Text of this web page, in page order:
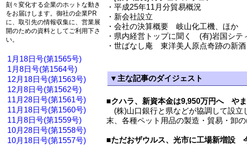
刻々変化する企業のホットな動き
をお届けします。御社の企業PR
に、取引先の情報収集に、営業展
開のための資料としてご利用下さ
い。
1月18日号(第1565号)
1月8日号(第1564号)
12月18日号(第1563号)
12月8日号(第1562号)
11月28日号(第1561号)
11月18日号(第1560号)
11月8日号(第1559号)
10月28日号(第1558号)
10月18日号(第1557号)
・平成25年11月分貿易概況
・新会社設立
・会社の決算概要 岐山化工機、ほか
・県内経営トップに聞く (有)岩国シテ
・世ばなし庵 東洋美人原点奇跡の新
▼主な記事のダイジェスト
■クハラ、新資本金は9,950万円へ や
(株)山口銀行と県などが協調して設立
末、各種ペット用品の製造・貿易・卸
■ただおザウルス、光市に工場新増設